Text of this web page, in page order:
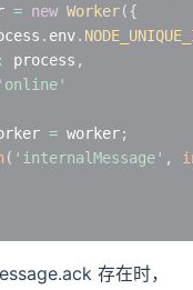
= new Worker({
. env.
: process ,
'online'
= worker;
( 'internalMessage' ,
存在时，